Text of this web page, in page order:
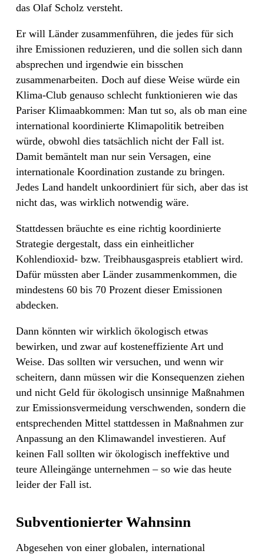
das Olaf Scholz versteht.
Er will Länder zusammenführen, die jedes für sich
ihre Emissionen reduzieren, und die sollen sich dann
absprechen und irgendwie ein bisschen
zusammenarbeiten. Doch auf diese Weise würde ein
Klima-Club genauso schlecht funktionieren wie das
Pariser Klimaabkommen: Man tut so, als ob man eine
international koordinierte Klimapolitik betreiben
würde, obwohl dies tatsächlich nicht der Fall ist.
Damit bemäntelt man nur sein Versagen, eine
internationale Koordination zustande zu bringen.
Jedes Land handelt unkoordiniert für sich, aber das ist
nicht das, was wirklich notwendig wäre.
Stattdessen bräuchte es eine richtig koordinierte
Strategie dergestalt, dass ein einheitlicher
Kohlendioxid- bzw. Treibhausgaspreis etabliert wird.
Dafür müssten aber Länder zusammenkommen, die
mindestens 60 bis 70 Prozent dieser Emissionen
abdecken.
Dann könnten wir wirklich ökologisch etwas
bewirken, und zwar auf kosteneffiziente Art und
Weise. Das sollten wir versuchen, und wenn wir
scheitern, dann müssen wir die Konsequenzen ziehen
und nicht Geld für ökologisch unsinnige Maßnahmen
zur Emissionsvermeidung verschwenden, sondern die
entsprechenden Mittel stattdessen in Maßnahmen zur
Anpassung an den Klimawandel investieren. Auf
keinen Fall sollten wir ökologisch ineffektive und
teure Alleingänge unternehmen – so wie das heute
leider der Fall ist.
Subventionierter Wahnsinn
Abgesehen von einer globalen, international